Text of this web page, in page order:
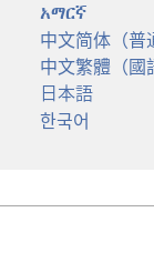
አማርኛ
中文简体（普
中文繁體（國
日本語
한국어